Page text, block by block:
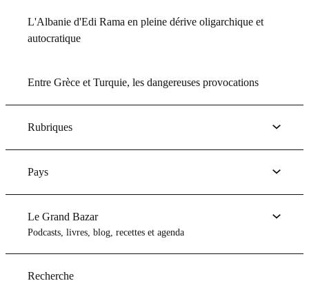
L'Albanie d'Edi Rama en pleine dérive oligarchique et
autocratique
Entre Grèce et Turquie, les dangereuses provocations
Rubriques
Pays
Le Grand Bazar
Podcasts, livres, blog, recettes et agenda
Recherche